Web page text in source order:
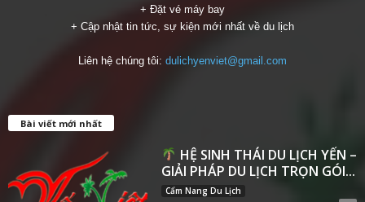
+ Đặt vé máy bay
+ Cập nhật tin tức, sự kiện mới nhất về du lịch
Liên hệ chúng tôi: dulichyenviet@gmail.com
Bài viết mới nhất
HỆ SINH THÁI DU LỊCH YẾN –
GIẢI PHÁP DU LỊCH TRỌN GÓI...
Cẩm Nang Du Lịch